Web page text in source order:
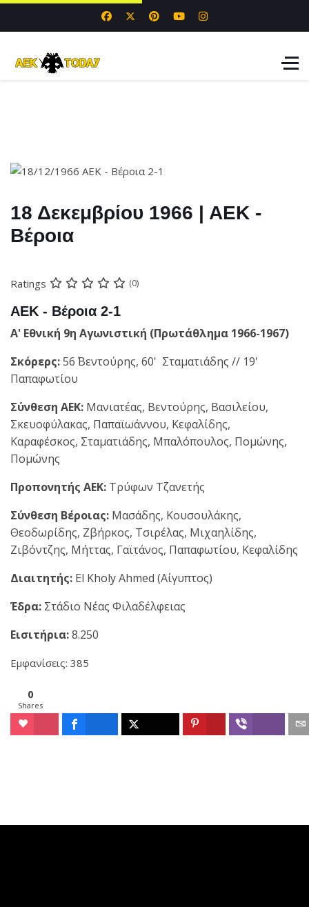
18 Δεκεμβρίου 1966 | ΑΕΚ -
Βέροια
Ratings (0)
ΑΕΚ - Βέροια 2-1
Α' Εθνική 9η Αγωνιστική (Πρωτάθλημα 1966-1967)
Σκόρερς:56΄ Βεντούρης, 60' Σταματιάδης // 19'
Παπαφωτίου
Σύνθεση ΑΕΚ: Μανιατέας, Βεντούρης, Βασιλείου,
Σκευοφύλακας, Παπαϊωάννου, Κεφαλίδης,
Καραφέσκος, Σταματιάδης, Μπαλόπουλος, Πομώνης,
Πομώνης
Προπονητής ΑΕΚ: Τρύφων Τζανετής
Σύνθεση Βέροιας: Μασάδης, Κουσουλάκης,
Θεοδωρίδης, Ζβήρκος, Τσιρέλας, Μιχαηλίδης,
Ζιβόντζης, Μήττας, Γαϊτάνος, Παπαφωτίου, Κεφαλίδης
Διαιτητής: El Kholy Ahmed (Αίγυπτος)
Έδρα: Στάδιο Νέας Φιλαδέλφειας
Εισιτήρια:8.250
Εμφανίσεις: 385
0
Shares